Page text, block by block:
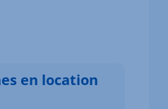
en location